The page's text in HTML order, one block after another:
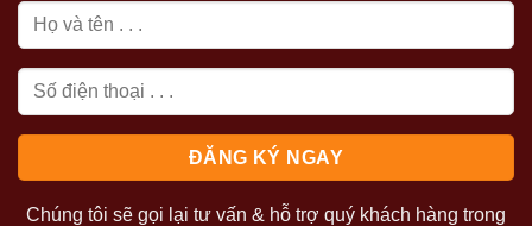
Chúng tôi sẽ gọi lại tư vấn & hỗ trợ quý khách hàng trong